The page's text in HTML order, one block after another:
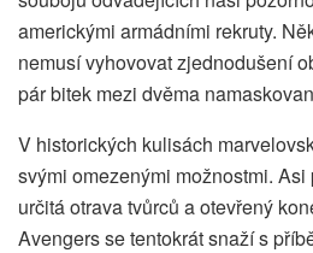
americkými armádními rekruty.
nemusí vyhovovat zjednodušení
pár bitek mezi dvěma
V historických kulisách
svými omezenými možnostmi.
určitá otrava tvůrců a otevřený
Avengers se tentokrát snaží s